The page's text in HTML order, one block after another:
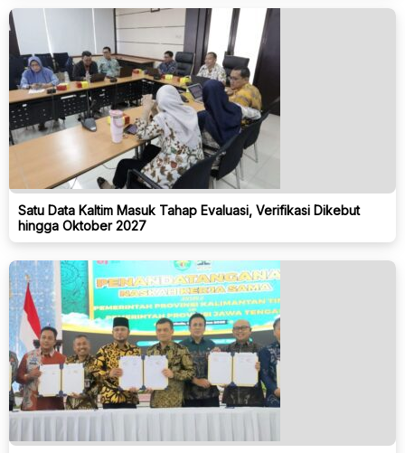
Satu Data Kaltim Masuk Tahap Evaluasi, Verifikasi Dikebut
hingga Oktober 2027